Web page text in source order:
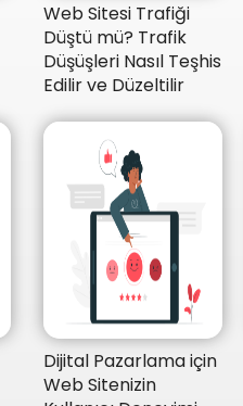
​Web Sitesi Trafiği
Düştü mü? Trafik
Düşüşleri Nasıl Teşhis
Edilir ve Düzeltilir
Dijital Pazarlama için
Web Sitenizin